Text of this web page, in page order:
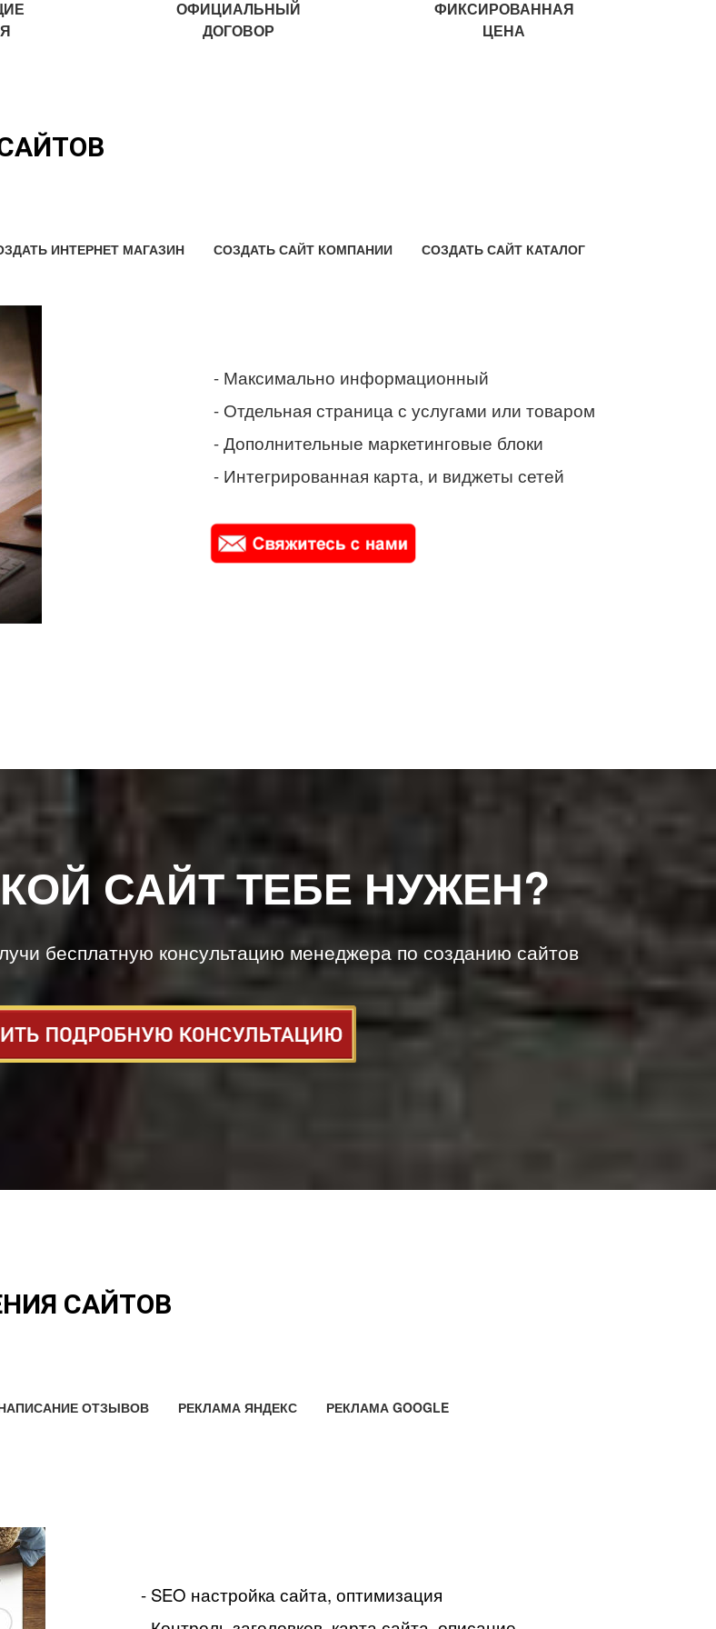
ОФИЦИАЛЬНЫЙ
ДОГОВОР
ФИКСИРОВАННАЯ
ЦЕНА
ИНТЕРНЕТ МАГАЗИН СОЗДАТЬ САЙТ КОМПАНИИ СОЗДАТЬ САЙТ КАТАЛОГ
- Максимально информационный
- Отдельная страница с услугами или товаром
- Дополнительные маркетинговые блоки
- Интегрированная карта, и виджеты сетей
САЙТ ТЕБЕ НУЖЕН?
бесплатную консультацию менеджера по созданию сайтов
САЙТОВ
ОТЗЫВОВ РЕКЛАМА ЯНДЕКС РЕКЛАМА GOOGLE
- SEO настройка сайта, оптимизация